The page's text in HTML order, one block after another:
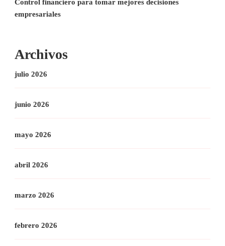
Control financiero para tomar mejores decisiones
empresariales
Archivos
julio 2026
junio 2026
mayo 2026
abril 2026
marzo 2026
febrero 2026